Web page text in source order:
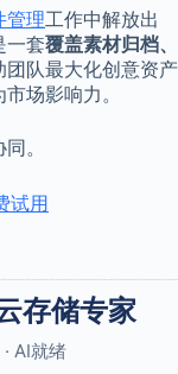
管理工作中解放出
一套覆盖素材归档、
团队最大化创意资产
场影响力。
。
试用
存储专家
AI就绪